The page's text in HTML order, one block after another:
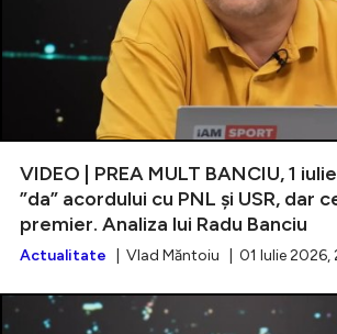
VIDEO | PREA MULT BANCIU, 1
”da” acordului cu PNL și USR, dar
premier. Analiza lui Radu Banciu
Actualitate | Vlad Măntoiu | 01 Iulie 2026,